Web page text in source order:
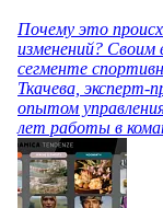
Почему это
изменений? Своим
сегменте
Ткачева, эксперт-
опытом
лет работы в